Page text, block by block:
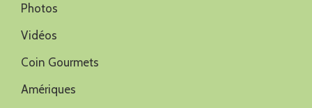
Photos
Vidéos
Coin Gourmets
Amériques